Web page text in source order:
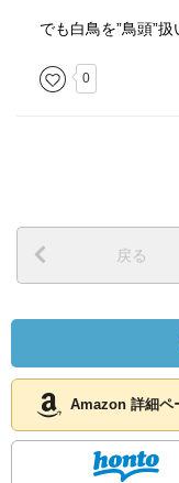
でも白鳥を”鳥頭”
0
戻る
Amazon 詳細ペ